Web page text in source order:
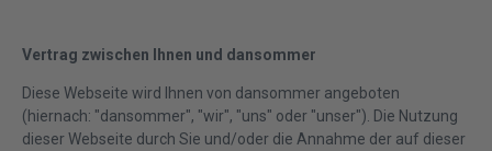
Vertrag zwischen Ihnen und dansommer
Diese Webseite wird Ihnen von dansommer angeboten
(hiernach: "dansommer", "wir", "uns" oder "unser"). Die Nutzung
dieser Webseite durch Sie und/oder die Annahme der auf dieser